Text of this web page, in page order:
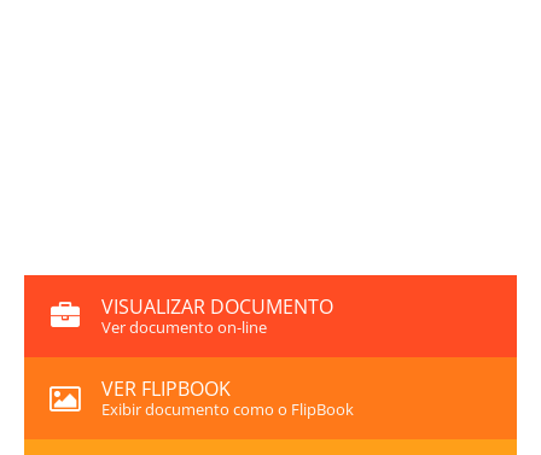
VISUALIZAR DOCUMENTO
Ver documento on-line
VER FLIPBOOK
Exibir documento como o FlipBook